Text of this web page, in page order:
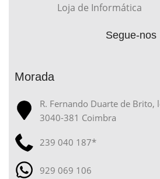
Loja de Informática
Segue-nos
Morada
R. Fernando Duarte de Brito,
3040-381 Coimbra
239 040 187*
929 069 106